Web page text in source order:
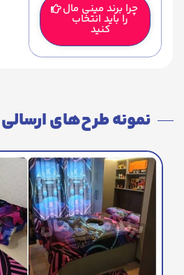
چرا برند مینی مال
را باید انتخاب
کنید
نمونه طرح‌های